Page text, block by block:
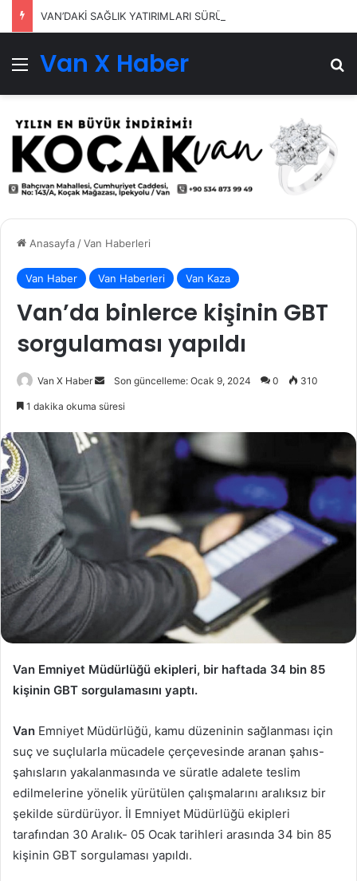
VAN’DAKİ SAĞLIK YATIRIMLARI SÜRÜYOR
Menü
Van X Haber
Anasayfa/Van Haberleri
Van Haber Van Haberleri Van Kaza
Van’da binlerce kişinin GBT
sorgulaması yapıldı
Van X Haber
Bir
göndermek
Son güncelleme: Ocak 9, 2024 0 310
1 dakika okuma süresi
Van Emniyet Müdürlüğü ekipleri, bir haftada 34 bin 85
kişinin GBT sorgulamasını yaptı.
Van Emniyet Müdürlüğü, kamu düzeninin sağlanması için
suç ve suçlularla mücadele çerçevesinde aranan şahıs-
şahısların yakalanmasında ve süratle adalete teslim
edilmelerine yönelik yürütülen çalışmalarını aralıksız bir
şekilde sürdürüyor. İl Emniyet Müdürlüğü ekipleri
tarafından 30 Aralık- 05 Ocak tarihleri arasında 34 bin 85
kişinin GBT sorgulaması yapıldı.